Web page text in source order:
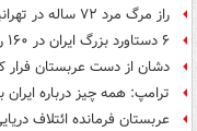
راز مرگ مرد ۷۲ ساله در تهرانپارس فاش شد
۶ دستاورد بزرگ ایران در ۱۶۰ روز رهبری رهبر انقلاب
دشان از دست عربستان فرار
ترامپ: همه چیز درباره
عربستان فرمانده ائتلاف